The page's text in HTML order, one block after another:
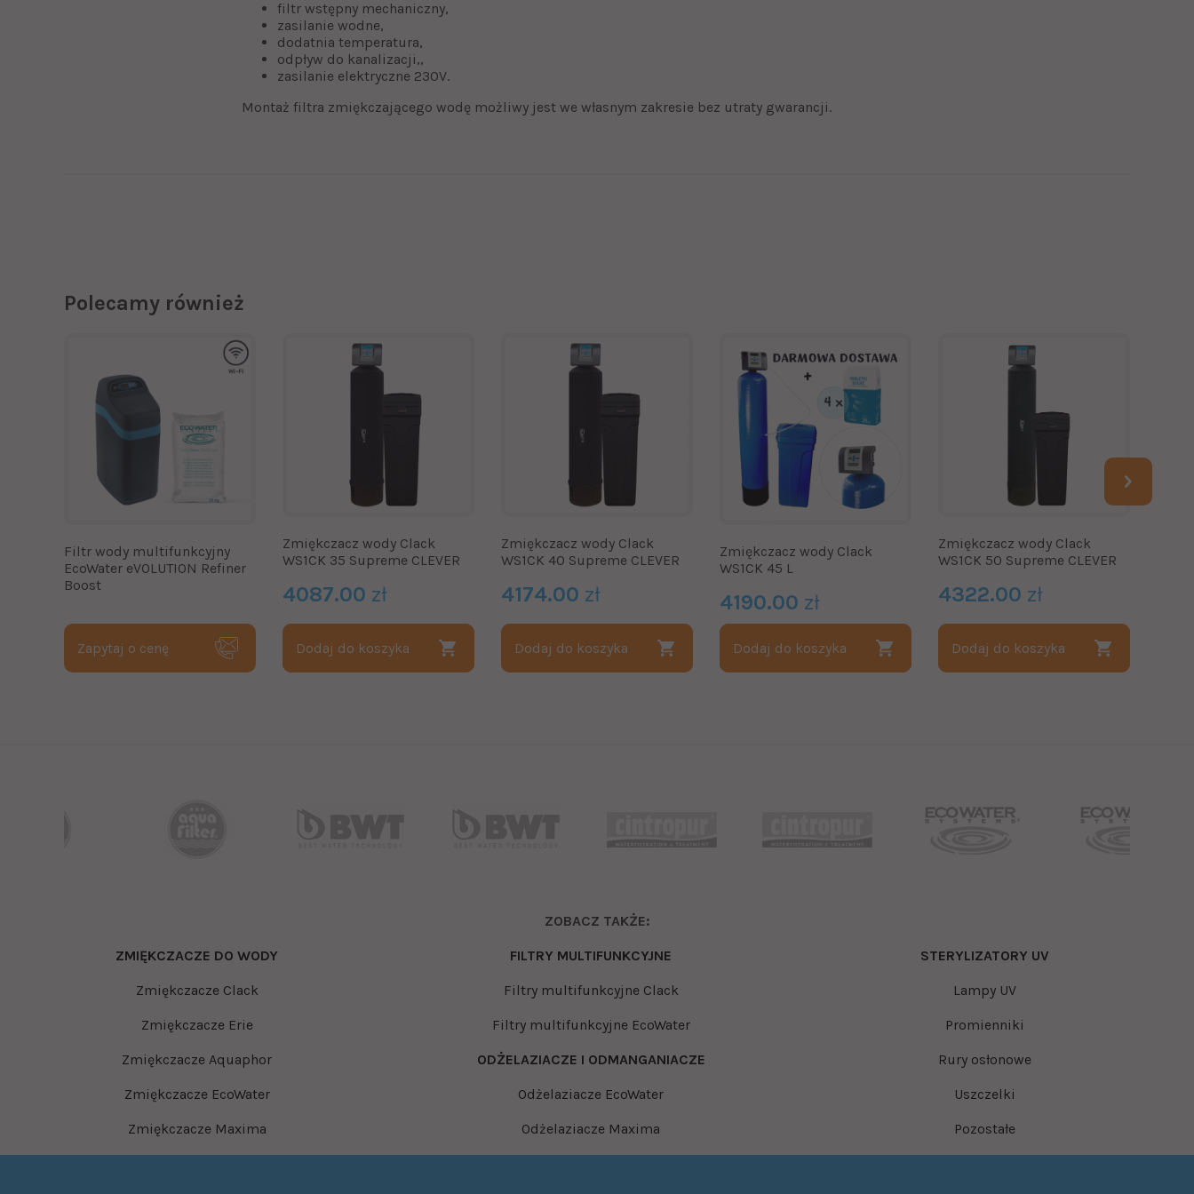
filtr wstępny mechaniczny,
zasilanie wodne,
dodatnia temperatura,
odpływ do kanalizacji,,
zasilanie elektryczne 230V.
Montaż filtra zmiękczającego wodę możliwy jest we własnym zakresie bez utraty gwarancji.
Polecamy również
Filtr wody multifunkcyjny
EcoWater eVOLUTION Refiner
Boost
Zapytaj o cenę
Zmiękczacz wody Clack
WS1CK 35 Supreme CLEVER
4087.00 zł
Dodaj do koszyka
Zmiękczacz wody Clack
WS1CK 40 Supreme CLEVER
4174.00 zł
Dodaj do koszyka
Zmiękczacz wody Clack
WS1CK 45 L
4190.00 zł
Dodaj do koszyka
Zmiękczacz wody Clack
WS1CK 50 Supreme CLEVER
4322.00 zł
Dodaj do koszyka
ZOBACZ TAKŻE:
ZMIĘKCZACZE DO WODY
Zmiękczacze Clack
Zmiękczacze Erie
Zmiękczacze Aquaphor
Zmiękczacze EcoWater
Zmiękczacze Maxima
FILTRY MULTIFUNKCYJNE
Filtry multifunkcyjne Clack
Filtry multifunkcyjne EcoWater
ODŻELAZIACZE I ODMANGANIACZE
Odżelaziacze EcoWater
Odżelaziacze Maxima
STERYLIZATORY UV
Lampy UV
Promienniki
Rury osłonowe
Uszczelki
Pozostałe